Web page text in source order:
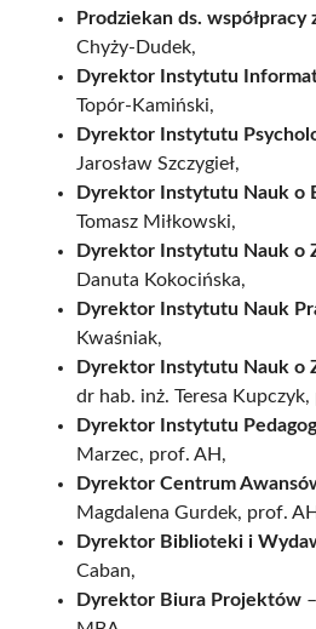
Prodziekan ds. współpracy
Chyży-Dudek,
Dyrektor Instytutu
Topór-Kamiński,
Dyrektor Instytutu
Jarosław Szczygieł,
Dyrektor Instytutu Nauk o
Tomasz Miłkowski,
Dyrektor Instytutu Nauk o
Danuta Kokocińska,
Dyrektor Instytutu Nauk
Kwaśniak,
Dyrektor Instytutu Nauk o
dr hab. inż. Teresa
Dyrektor Instytutu
Marzec, prof. AH,
Dyrektor Centrum
Magdalena Gurdek, prof.
Dyrektor Biblioteki i
Caban,
Dyrektor Biura Projektów